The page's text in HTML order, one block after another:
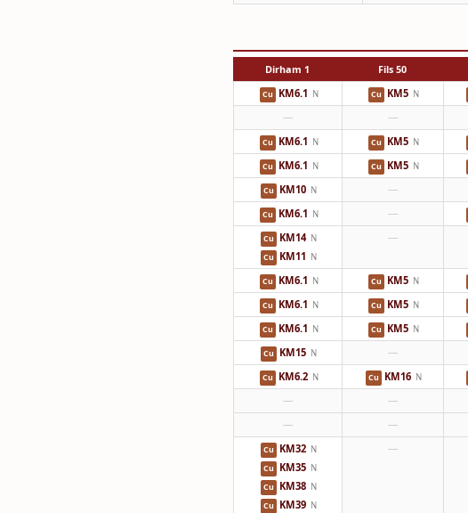
50 Fils
1 Dirham
KM5 N
Cu
KM6.1 N
Cu
—
—
KM5 N
Cu
KM6.1 N
Cu
KM5 N
Cu
KM6.1 N
Cu
—
KM10 N
Cu
—
KM6.1 N
Cu
—
KM14 N
Cu
KM11 N
Cu
KM5 N
Cu
KM6.1 N
Cu
KM5 N
Cu
KM6.1 N
Cu
KM5 N
Cu
KM6.1 N
Cu
—
KM15 N
Cu
KM16 N
Cu
KM6.2 N
Cu
—
—
—
—
—
KM32 N
Cu
KM35 N
Cu
KM38 N
Cu
KM39 N
Cu